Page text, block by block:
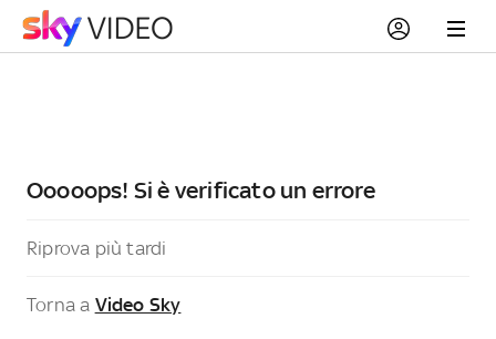
Ooooops! Si è verificato un errore
Riprova più tardi
Torna a Video Sky